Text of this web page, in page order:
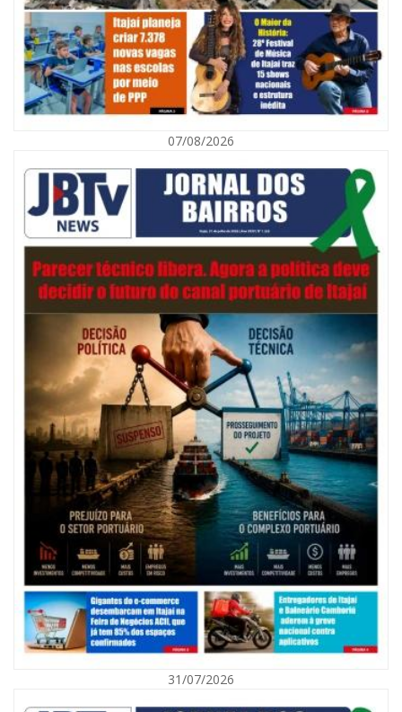
Município de Itajaí entrega títulos de propriedade a famílias da Itaipava
pelo Programa Lar Legal
CULTURA
09/08/2026 | 07:00
Exposição revela a jornada de um pai diante da transição da filha em
BALNEÁRIO CAMBORIÚ
07/08/2026
31/07/2026